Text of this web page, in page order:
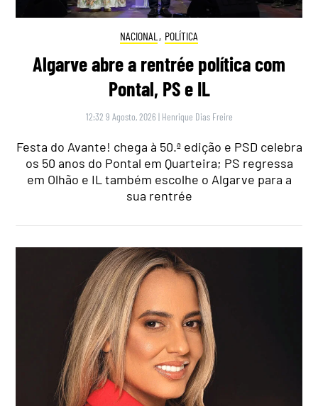
NACIONAL , POLÍTICA
Algarve abre a rentrée política com
Pontal, PS e IL
12:32 9 Agosto, 2026 | Henrique Dias Freire
Festa do Avante! chega à 50.ª edição e PSD celebra
os 50 anos do Pontal em Quarteira; PS regressa
em Olhão e IL também escolhe o Algarve para a
sua rentrée